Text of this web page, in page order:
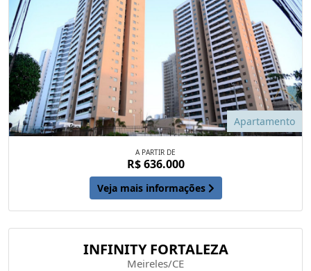
Apartamento
A PARTIR DE
R$ 636.000
Veja mais informações
INFINITY FORTALEZA
Meireles/CE